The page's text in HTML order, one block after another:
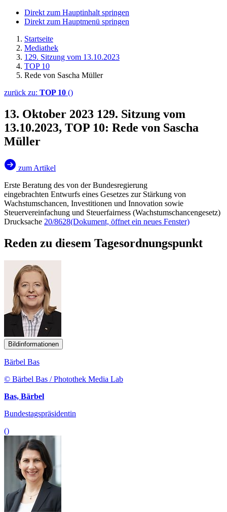
Direkt zum Hauptinhalt springen
Direkt zum Hauptmenü springen
Startseite
Mediathek
129. Sitzung vom 13.10.2023
TOP 10
Rede von Sascha Müller
zurück zu: TOP 10 ()
13. Oktober 2023 129. Sitzung vom
13.10.2023, TOP 10: Rede von Sascha
Müller
zum Artikel
Erste Beratung des von der Bundesregierung
eingebrachten Entwurfs eines Gesetzes zur Stärkung von
Wachstumschancen, Investitionen und Innovation sowie
Steuervereinfachung und Steuerfairness (Wachstumschancengesetz)
Drucksache 20/8628(Dokument, öffnet ein neues Fenster)
Reden zu diesem Tagesordnungspunkt
Bildinformationen
Bärbel Bas
© Bärbel Bas / Photothek Media Lab
Bas, Bärbel
Bundestagspräsidentin
()